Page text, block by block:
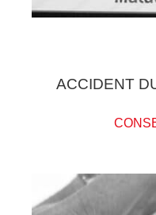
ACCIDENT